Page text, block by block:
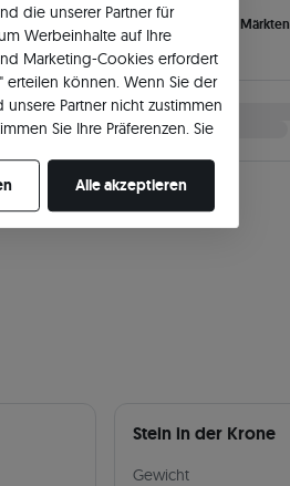
Unsere Marke ist auf vielen Märkten
Stein in der Krone
Gewicht
die unserer Partner für
Werbeinhalte auf Ihre
Marketing-Cookies erfordert
erteilen können. Wenn Sie der
Partner nicht zustimmen
Sie Ihre Präferenzen. Sie
Alle akzeptieren